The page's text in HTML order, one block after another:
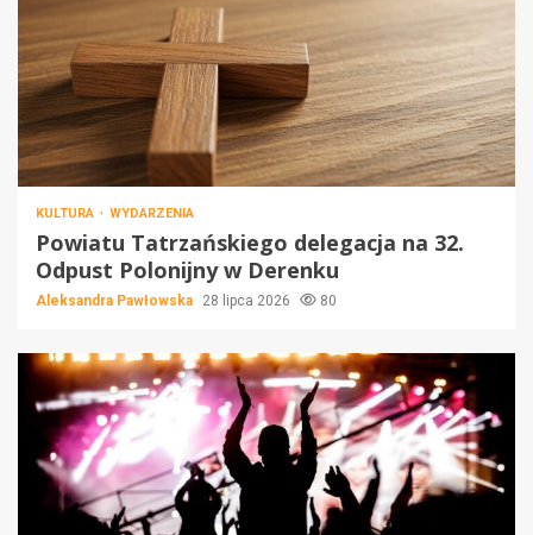
KULTURA WYDARZENIA
Powiatu Tatrzańskiego delegacja na 32.
Odpust Polonijny w Derenku
Aleksandra Pawłowska 28 lipca 2026 80